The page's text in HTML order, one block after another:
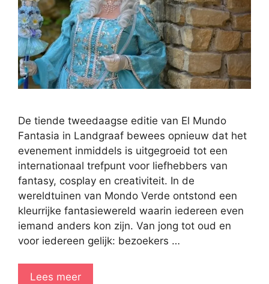
De tiende tweedaagse editie van El Mundo
Fantasia in Landgraaf bewees opnieuw dat het
evenement inmiddels is uitgegroeid tot een
internationaal trefpunt voor liefhebbers van
fantasy, cosplay en creativiteit. In de
wereldtuinen van Mondo Verde ontstond een
kleurrijke fantasiewereld waarin iedereen even
iemand anders kon zijn. Van jong tot oud en
voor iedereen gelijk: bezoekers …
Lees meer